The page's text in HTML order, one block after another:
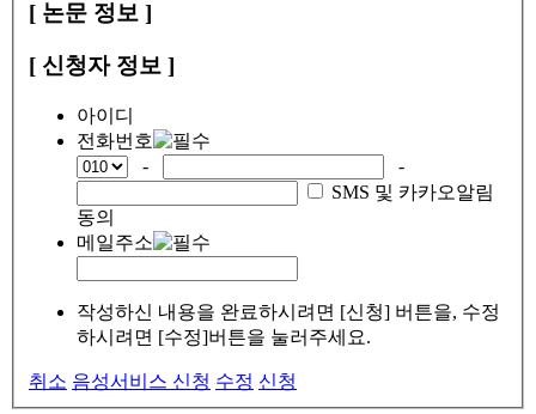
[ 논문 정보 ]
[ 신청자 정보 ]
아이디
전화번호
-
-
SMS 및 카카오알림
동의
메일주소
작성하신 내용을 완료하시려면 [신청] 버튼을, 수정
하시려면 [수정]버튼을 눌러주세요.
취소 음성서비스 신청 수정 신청